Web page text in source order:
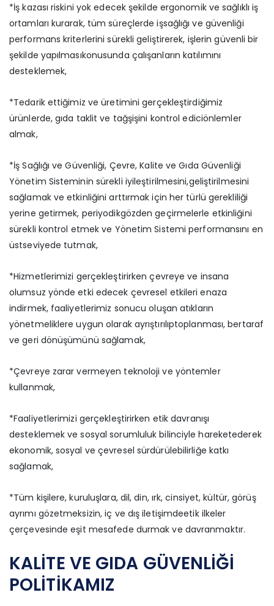
*İş kazası riskini yok edecek şekilde ergonomik ve sağlıklı iş
ortamları kurarak, tüm süreçlerde işsağlığı ve güvenliği
performans kriterlerini sürekli geliştirerek, işlerin güvenli bir
şekilde yapılmasıkonusunda çalışanların katılımını
desteklemek,
*Tedarik ettiğimiz ve üretimini gerçekleştirdiğimiz
ürünlerde, gıda taklit ve tağşişini kontrol ediciönlemler
almak,
*İş Sağlığı ve Güvenliği, Çevre, Kalite ve Gıda Güvenliği
Yönetim Sisteminin sürekli iyileştirilmesini,geliştirilmesini
sağlamak ve etkinliğini arttırmak için her türlü gerekliliği
yerine getirmek, periyodikgözden geçirmelerle etkinliğini
sürekli kontrol etmek ve Yönetim Sistemi performansını en
üstseviyede tutmak,
*Hizmetlerimizi gerçekleştirirken çevreye ve insana
olumsuz yönde etki edecek çevresel etkileri enaza
indirmek, faaliyetlerimiz sonucu oluşan atıkların
yönetmeliklere uygun olarak ayrıştırılıptoplanması, bertaraf
ve geri dönüşümünü sağlamak,
*Çevreye zarar vermeyen teknoloji ve yöntemler
kullanmak,
*Faaliyetlerimizi gerçekleştirirken etik davranışı
desteklemek ve sosyal sorumluluk bilinciyle hareketederek
ekonomik, sosyal ve çevresel sürdürülebilirliğe katkı
sağlamak,
*Tüm kişilere, kuruluşlara, dil, din, ırk, cinsiyet, kültür, görüş
ayrımı gözetmeksizin, iç ve dış iletişimdeetik ilkeler
çerçevesinde eşit mesafede durmak ve davranmaktır.
KALİTE VE GIDA GÜVENLİĞİ
POLİTİKAMIZ